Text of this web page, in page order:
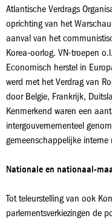
Atlantische Verdrags
oprichting van het
aanval van het
Korea-oorlog. VN-troepen
Economisch herstel in
werd met het Verdrag van
door Belgie, Frankrijk,
Kenmerkend waren een
intergouvernementeel
gemeenschappelijke interne
Nationale en nationaal-
Tot teleurstelling van ook
parlementsverkiezingen de